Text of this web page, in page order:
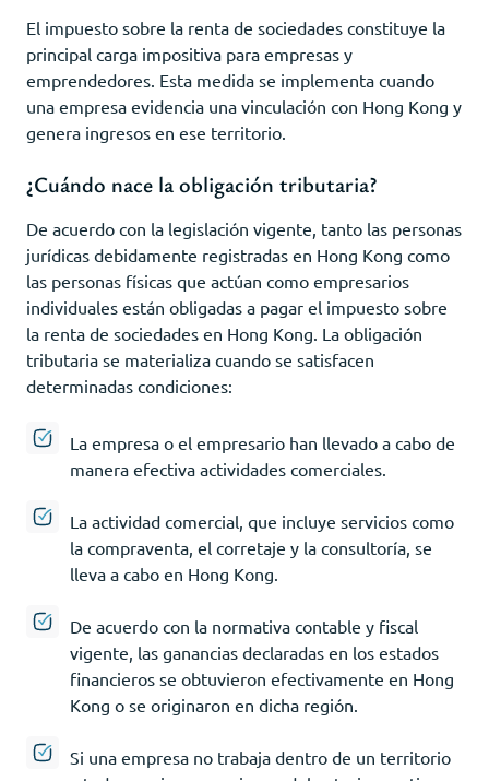
El impuesto sobre la renta de sociedades constituye la
principal carga impositiva para empresas y
emprendedores. Esta medida se implementa cuando
una empresa evidencia una vinculación con Hong Kong y
genera ingresos en ese territorio.
¿Cuándo nace la obligación tributaria?
De acuerdo con la legislación vigente, tanto las personas
jurídicas debidamente registradas en Hong Kong como
las personas físicas que actúan como empresarios
individuales están obligadas a pagar el impuesto sobre
la renta de sociedades en Hong Kong. La obligación
tributaria se materializa cuando se satisfacen
determinadas condiciones:
La empresa o el empresario han llevado a cabo de
manera efectiva actividades comerciales.
La actividad comercial, que incluye servicios como
la compraventa, el corretaje y la consultoría, se
lleva a cabo en Hong Kong.
De acuerdo con la normativa contable y fiscal
vigente, las ganancias declaradas en los estados
financieros se obtuvieron efectivamente en Hong
Kong o se originaron en dicha región.
Si una empresa no trabaja dentro de un territorio